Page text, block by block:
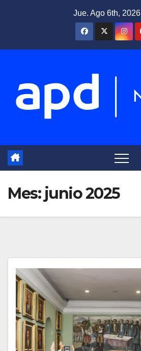
Jue. Ago 6th, 2026
Mes: junio 2025